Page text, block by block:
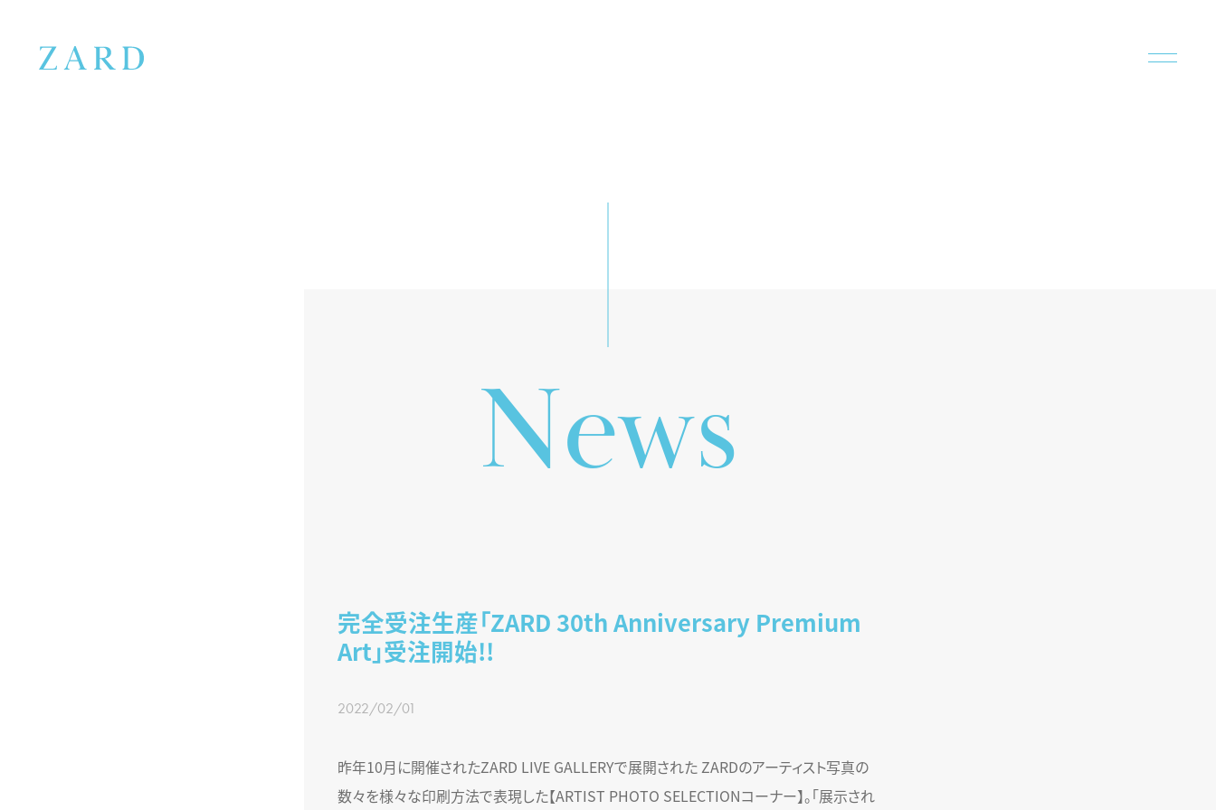
News
完全受注生産「ZARD 30th Anniversary Premium
Art」受注開始!!
2022/02/01
昨年10月に開催されたZARD LIVE GALLERYで展開された ZARDのアーティスト写真の
数々を様々な印刷方法で表現した【ARTIST PHOTO SELECTIONコーナー】。「展示され